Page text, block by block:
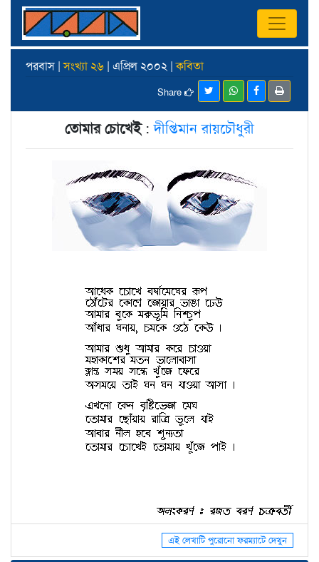
পরবাস |সংখ্যা ২৬ | এপ্রিল ২০০২ |কবিতা
Share
তোমার চোখেই:দীপ্তিমান রায়চৌধুরী
এই লেখাটি পুরোনো ফরম্যাটে দেখুন